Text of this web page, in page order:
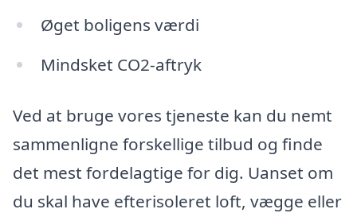
Øget boligens værdi
Mindsket CO2-aftryk
Ved at bruge vores tjeneste kan du nemt
sammenligne forskellige tilbud og finde
det mest fordelagtige for dig. Uanset om
du skal have efterisoleret loft, vægge eller